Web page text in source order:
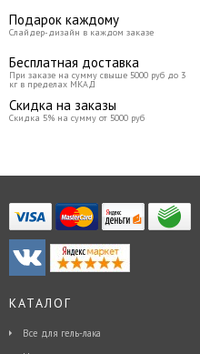
Подарок каждому
Слайдер-дизайн в каждом заказе
Бесплатная доставка
При заказе на сумму свыше 5000 руб до 3
кг в пределах МКАД
Скидка на заказы
Скидка 5% на сумму от 5000 руб
КАТАЛОГ
Все для гель-лака